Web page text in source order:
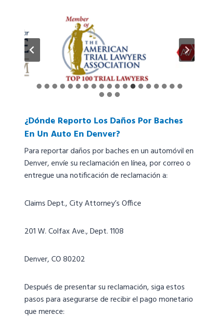
¿Dónde Reporto Los Daños Por Baches
En Un Auto En Denver?
Para reportar daños por baches en un automóvil en
Denver, envíe su reclamación en línea, por correo o
entregue una notificación de reclamación a:
Claims Dept., City Attorney’s Office
201 W. Colfax Ave., Dept. 1108
Denver, CO 80202
Después de presentar su reclamación, siga estos
pasos para asegurarse de recibir el pago monetario
que merece: